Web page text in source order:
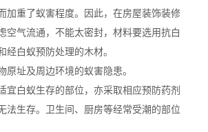
加重了蚁害程度。因此，在房屋装饰装修
空气流通，不能太密封，材料要选用抗白
经白蚁预防处理的木材。
原址及周边环境的蚁害隐患。
宜白蚁生存的部位，亦采取相应预防药剂
法生存。卫生间、厨房等经常受潮的部位